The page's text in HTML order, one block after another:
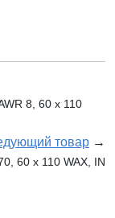
8, 60 x 110
товар →
60 x 110 WAX, IN